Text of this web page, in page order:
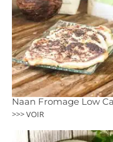
Naan Fromage Low
>>> VOIR